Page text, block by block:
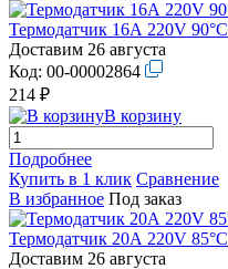
Термодатчик 16А 220V 90°С
Доставим 26 августа
Код: 00-00002864
214 ₽
В корзину
Подробнее
Купить в 1 клик Сравнение
В избранное Под заказ
Термодатчик 20А 220V 85°С
Доставим 26 августа